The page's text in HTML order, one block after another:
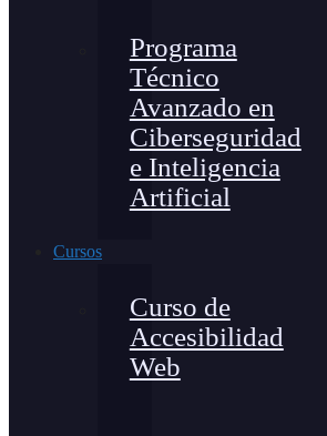
Programa
Técnico
Avanzado en
Ciberseguridad
e Inteligencia
Artificial
Cursos
Curso de
Accesibilidad
Web